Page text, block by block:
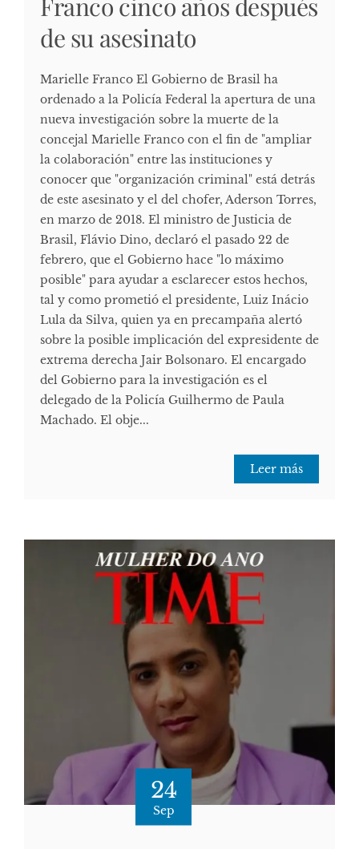
Franco cinco años después
de su asesinato
Marielle Franco El Gobierno de Brasil ha
ordenado a la Policía Federal la apertura de una
nueva investigación sobre la muerte de la
concejal Marielle Franco con el fin de "ampliar
la colaboración" entre las instituciones y
conocer que "organización criminal" está detrás
de este asesinato y el del chofer, Aderson Torres,
en marzo de 2018. El ministro de Justicia de
Brasil, Flávio Dino, declaró el pasado 22 de
febrero, que el Gobierno hace "lo máximo
posible" para ayudar a esclarecer estos hechos,
tal y como prometió el presidente, Luiz Inácio
Lula da Silva, quien ya en precampaña alertó
sobre la posible implicación del expresidente de
extrema derecha Jair Bolsonaro. El encargado
del Gobierno para la investigación es el
delegado de la Policía Guilhermo de Paula
Machado. El obje...
Leer más
24
Sep